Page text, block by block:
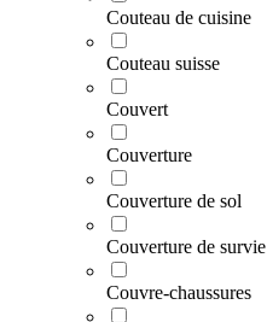
Couteau de cuisine
Couteau suisse
Couvert
Couverture
Couverture de sol
Couverture de survie
Couvre-chaussures